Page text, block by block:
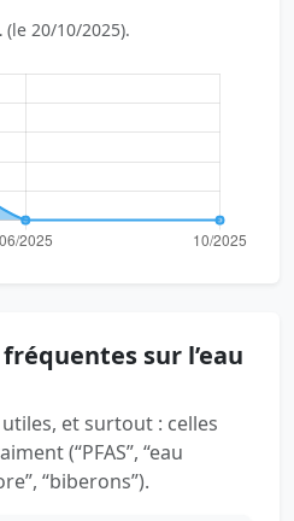
(le 20/10/2025).
sur l’eau
et surtout : celles
(“PFAS”, “eau
“biberons”).